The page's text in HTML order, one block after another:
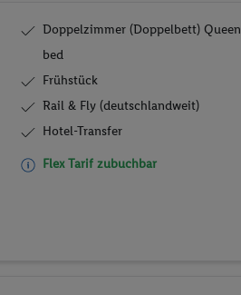
Doppelzimmer (Doppelbett) Queen
bed
Frühstück
Rail & Fly (deutschlandweit)
Hotel-Transfer
Flex Tarif zubuchbar